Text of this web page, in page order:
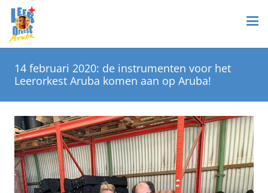
14 februari 2020: de instrumenten voor het
Leerorkest Aruba komen aan op Aruba!